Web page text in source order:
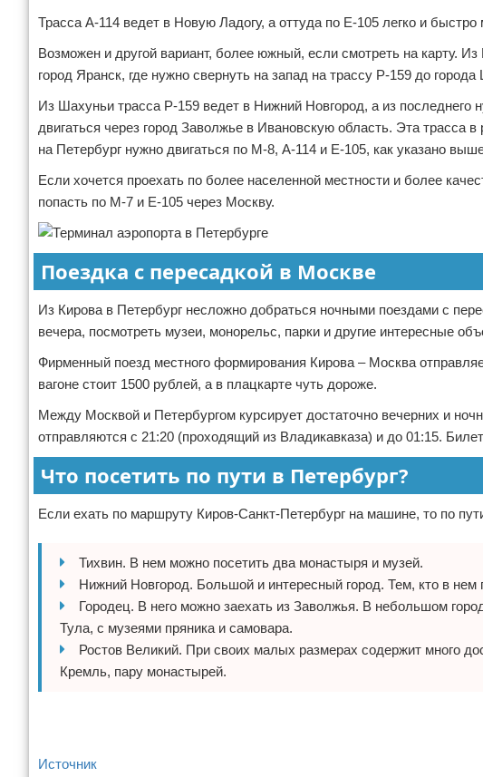
Трасса А-114 ведет в Новую Ладогу, а оттуда по Е-105 легко и
Возможен и другой вариант, более южный, если смотреть на карту.
город Яранск, где нужно свернуть на запад на трассу Р-159 до
Из Шахуньи трасса Р-159 ведет в Нижний Новгород, а из последнего
двигаться через город Заволжье в Ивановскую область. Эта трасса
на Петербург нужно двигаться по М-8, А-114 и Е-105, как указано
Если хочется проехать по более населенной местности и более
попасть по М-7 и Е-105 через Москву.
Поездка с пересадкой в Москве
Из Кирова в Петербург несложно добраться ночными поездами с
вечера, посмотреть музеи, монорельс, парки и другие интересные
Фирменный поезд местного формирования Кирова – Москва
вагоне стоит 1500 рублей, а в плацкарте чуть дороже.
Между Москвой и Петербургом курсирует достаточно вечерних и
отправляются с 21:20 (проходящий из Владикавказа) и до 01:15.
Что посетить по пути в Петербург?
Если ехать по маршруту Киров-Санкт-Петербург на машине, то по
Тихвин. В нем можно посетить два монастыря и музей.
Нижний Новгород. Большой и интересный город. Тем, кто в нем
Городец. В него можно заехать из Заволжья. В небольшом
Тула, с музеями пряника и самовара.
Ростов Великий. При своих малых размерах содержит много
Кремль, пару монастырей.
Источник